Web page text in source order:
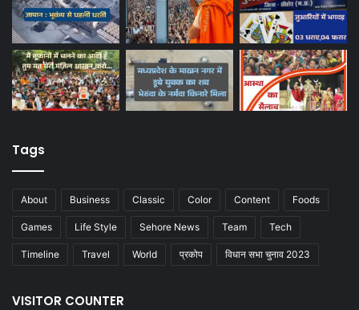
Tags
About Business Classic Color Content Foods
Games Life Style Sehore News Team Tech
Timeline Travel World प्रकोप विधान सभा चुनाव 2023
VISITOR COUNTER